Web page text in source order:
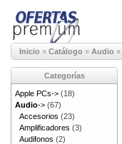
Inicio » Catálogo » Audio »
Categorías
Apple PCs-> (18)
Audio-> (67)
Accesorios (23)
Amplificadores (3)
Audifonos (2)